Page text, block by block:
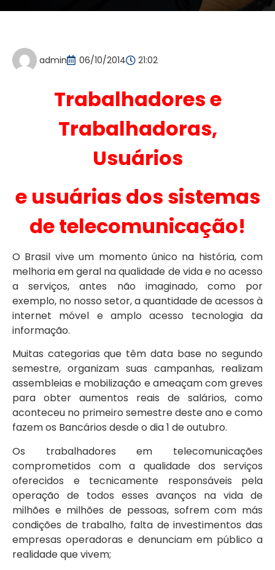
admin 06/10/2014 21:02
Trabalhadores e
Trabalhadoras,
Usuários
e usuárias dos sistemas
de telecomunicação!
O Brasil vive um momento único na história, com
melhoria em geral na qualidade de vida e no acesso
a serviços, antes não imaginado, como por
exemplo, no nosso setor, a quantidade de acessos à
internet móvel e amplo acesso tecnologia da
informação.
Muitas categorias que têm data base no segundo
semestre, organizam suas campanhas, realizam
assembleias e mobilização e ameaçam com greves
para obter aumentos reais de salários, como
aconteceu no primeiro semestre deste ano e como
fazem os Bancários desde o dia 1 de outubro.
Os trabalhadores em telecomunicações
comprometidos com a qualidade dos serviços
oferecidos e tecnicamente responsáveis pela
operação de todos esses avanços na vida de
milhões e milhões de pessoas, sofrem com más
condições de trabalho, falta de investimentos das
empresas operadoras e denunciam em público a
realidade que vivem;